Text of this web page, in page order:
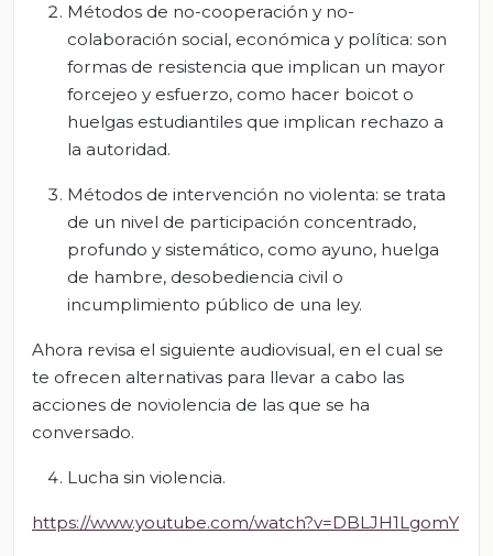
Métodos de no-cooperación y no-
colaboración social, económica y política: son
formas de resistencia que implican un mayor
forcejeo y esfuerzo, como hacer boicot o
huelgas estudiantiles que implican rechazo a
la autoridad.
Métodos de intervención no violenta: se trata
de un nivel de participación concentrado,
profundo y sistemático, como ayuno, huelga
de hambre, desobediencia civil o
incumplimiento público de una ley.
Ahora revisa el siguiente audiovisual, en el cual se
te ofrecen alternativas para llevar a cabo las
acciones de noviolencia de las que se ha
conversado.
Lucha sin violencia.
https://www.youtube.com/watch?v=DBLJH1LgomY